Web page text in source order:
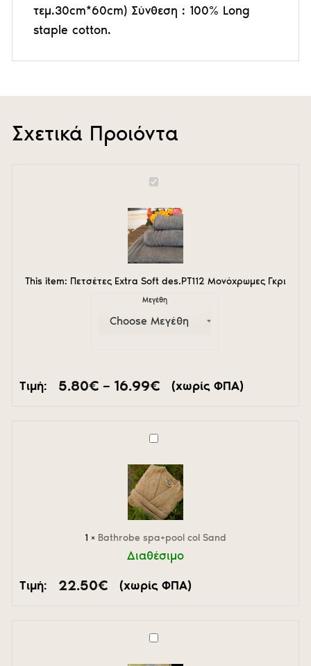
τεμ.30cm*60cm) Σύνθεση : 100% Long
staple cotton.
Σχετικά Προιόντα
This item: Πετσέτες Extra Soft des.PT112 Μονόχρωμες Γκρι
Μεγέθη
Τιμή: 5.80€ – 16.99€ Price
range:
(χωρίς ΦΠΑ)
1 × Bathrobe spa+pool col Sand
Διαθέσιμο
Τιμή:
22.50€ (χωρίς ΦΠΑ)